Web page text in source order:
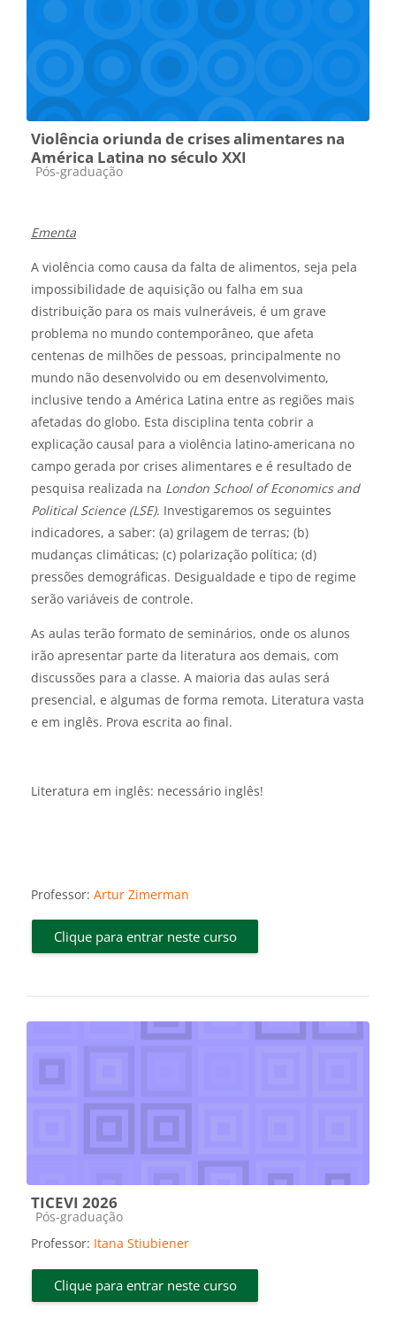
Violência oriunda de crises alimentares na
América Latina no século XXI
Categoria do curso
Pós-graduação
Ementa
A violência como causa da falta de alimentos, seja pela
impossibilidade de aquisição ou falha em sua
distribuição para os mais vulneráveis, é um grave
problema no mundo contemporâneo, que afeta
centenas de milhões de pessoas, principalmente no
mundo não desenvolvido ou em desenvolvimento,
inclusive tendo a América Latina entre as regiões mais
afetadas do globo. Esta disciplina tenta cobrir a
explicação causal para a violência latino-americana no
campo gerada por crises alimentares e é resultado de
pesquisa realizada na London School of Economics and
Political Science (LSE). Investigaremos os seguintes
indicadores, a saber: (a) grilagem de terras; (b)
mudanças climáticas; (c) polarização política; (d)
pressões demográficas. Desigualdade e tipo de regime
serão variáveis de controle.
As aulas terão formato de seminários, onde os alunos
irão apresentar parte da literatura aos demais, com
discussões para a classe. A maioria das aulas será
presencial, e algumas de forma remota. Literatura vasta
e em inglês. Prova escrita ao final.
Literatura em inglês: necessário inglês!
Professor: Artur Zimerman
Clique para entrar neste curso
TICEVI 2026
Categoria do curso
Pós-graduação
Professor: Itana Stiubiener
Clique para entrar neste curso